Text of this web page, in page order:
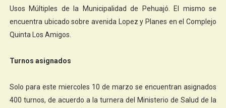
Usos Múltiples de la Municipalidad de Pehuajó. El mismo se
encuentra ubicado sobre avenida Lopez y Planes en el Complejo
Quinta Los Amigos.
Turnos asignados
Solo para este miercoles 10 de marzo se encuentran asignados
400 turnos, de acuerdo a la turnera del Ministerio de Salud de la